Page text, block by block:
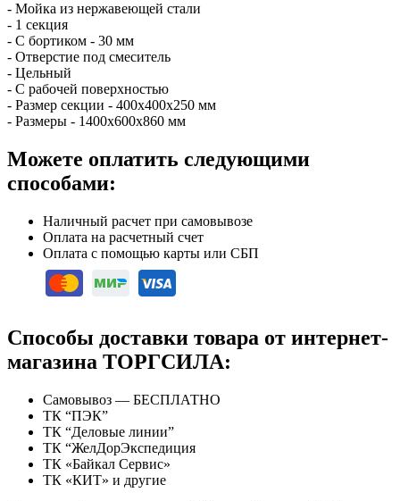
- Мойка из нержавеющей стали
- 1 секция
- С бортиком - 30 мм
- Отверстие под смеситель
- Цельный
- С рабочей поверхностью
- Размер секции - 400х400х250 мм
- Размеры - 1400х600х860 мм
Можете оплатить следующими
способами:
Наличный расчет при самовывозе
Оплата на расчетный счет
Оплата с помощью карты или СБП
Способы доставки товара от интернет-
магазина ТОРГСИЛА:
Самовывоз — БЕСПЛАТНО
ТК “ПЭК”
ТК “Деловые линии”
ТК “ЖелДорЭкспедиция
ТК «Байкал Сервис»
ТК «КИТ» и другие